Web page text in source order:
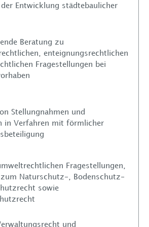
Leistungen
Standorte
Aktuelles
Kontakt
Entwicklung städtebaulicher
Beratung zu
enteignungsrechtlichen
Fragestellungen bei
Stellungnahmen und
in Verfahren mit förmlicher
Fragestellungen,
zum Naturschutz-, Bodenschutz-
sowie
und